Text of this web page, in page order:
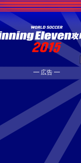
━ 広告 ━